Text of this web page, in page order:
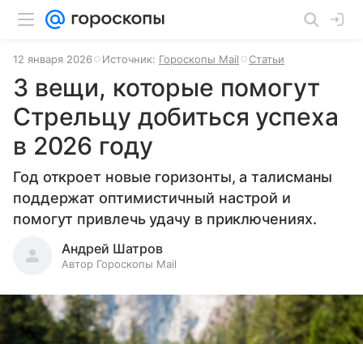
12 января 2026 Источник: Гороскопы Mail Статьи
3 вещи, которые помогут
Стрельцу добиться успеха
в 2026 году
Год откроет новые горизонты, а талисманы
поддержат оптимистичный настрой и
помогут привлечь удачу в приключениях.
Андрей Шатров
Автор Гороскопы Mail